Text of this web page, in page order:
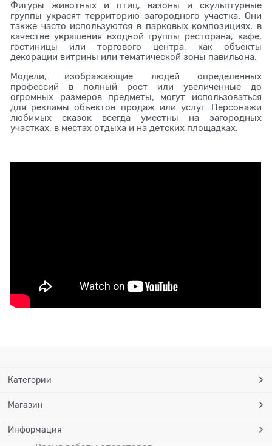
Фигуры животных и птиц, вазоны и скульптурные
группы украсят территорию загородного участка. Они
также часто используются в парковых композициях, в
качестве украшения входной группы ресторана, кафе,
гостиницы или торгового центра, как объекты
декорации витрины или тематической зоны павильона.
Модели, изображающие людей определенных
профессий в полный рост или увеличенные до
огромных размеров предметы, могут использоваться
для рекламы объектов продаж или услуг. Персонажи
любимых сказок всегда уместны на загородных
участках, в местах отдыха и на детских площадках.
Категории
Магазин
Информация